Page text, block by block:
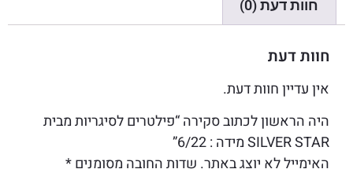
חוות דעת (0)
חוות דעת
אין עדיין חוות דעת.
היה הראשון לכתוב סקירה “פילטרים לסיגריות מבית
SILVER STAR מידה : 6/22”
האימייל לא יוצג באתר. שדות החובה מסומנים*